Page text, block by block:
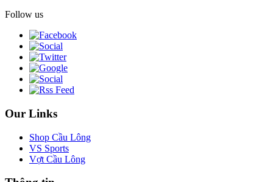
Follow us
Our Links
Shop Cầu Lông
VS Sports
Vợt Cầu Lông